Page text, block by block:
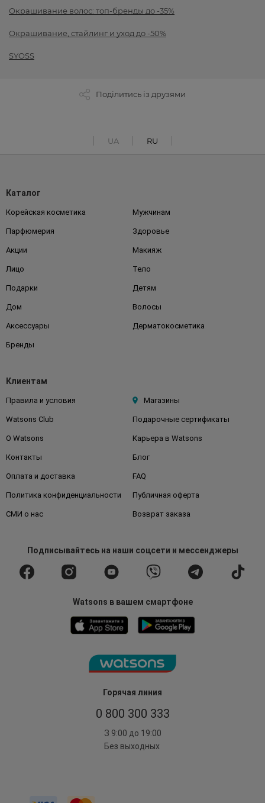
Окрашивание волос: топ-бренды до -35%
Окрашивание, стайлинг и уход до -50%
SYOSS
Поділитись із друзями
UA RU
Горячая линия
0 800 300 333
З 9:00 до 19:00
Без выходных
Каталог
Корейская косметика Мужчинам
Парфюмерия Здоровье
Акции Макияж
Лицо Тело
Подарки Детям
Дом Волосы
Аксессуары Дерматокосметика
Бренды
Клиентам
Правила и условия Магазины
Watsons Club Подарочные сертификаты
О Watsons Карьера в Watsons
Контакты Блог
Оплата и доставка FAQ
Политика конфиденциальности Публичная оферта
СМИ о нас Возврат заказа
Подписывайтесьна наши соцсети и мессенджеры
Watsons в вашем смартфоне